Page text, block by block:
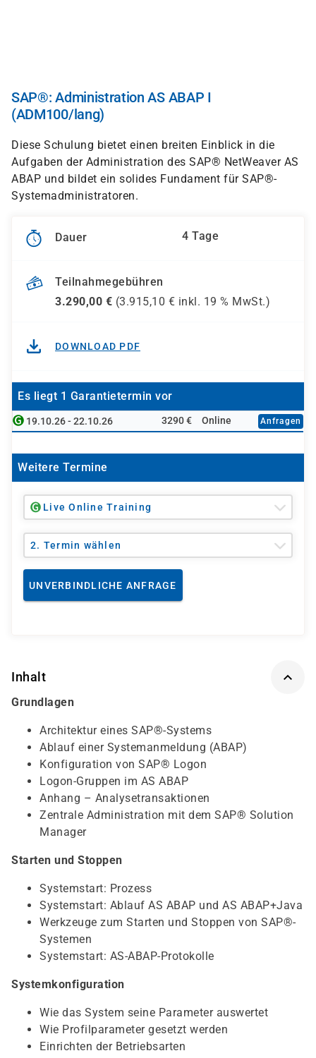
SAP®: Administration AS ABAP I
(ADM100/lang)
Diese Schulung bietet einen breiten Einblick in die
Aufgaben der Administration des SAP® NetWeaver AS
ABAP und bildet ein solides Fundament für SAP®-
Systemadministratoren.
Dauer 4 Tage
Teilnahmegebühren
3.290,00 € (3.915,10 € inkl. 19 % MwSt.)
DOWNLOAD PDF
Es liegt 1 Garantietermin vor
19.10.26 - 22.10.26 3290 € Online Anfragen
Weitere Termine
Live Online Training
2. Termin wählen
UNVERBINDLICHE ANFRAGE
Inhalt
Grundlagen
Architektur eines SAP®-Systems
Ablauf einer Systemanmeldung (ABAP)
Konfiguration von SAP® Logon
Logon-Gruppen im AS ABAP
Anhang – Analysetransaktionen
Zentrale Administration mit dem SAP® Solution
Manager
Starten und Stoppen
Systemstart: Prozess
Systemstart: Ablauf AS ABAP und AS ABAP+Java
Werkzeuge zum Starten und Stoppen von SAP®-
Systemen
Systemstart: AS-ABAP-Protokolle
Systemkonfiguration
Wie das System seine Parameter auswertet
Wie Profilparameter gesetzt werden
Einrichten der Betriebsarten